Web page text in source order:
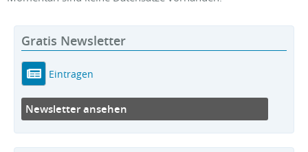
Gratis Newsletter
Eintragen
Newsletter ansehen